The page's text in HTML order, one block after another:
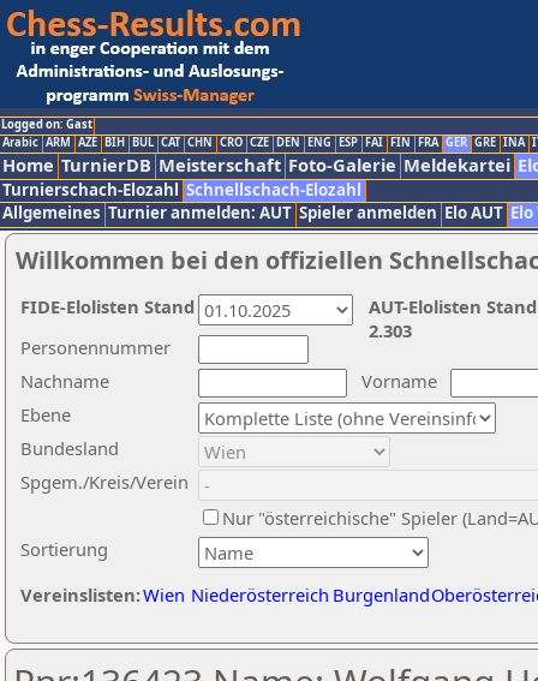
Logged on: Gast
Arabic ARM AZE BIH BUL CAT CHN CRO CZE DEN ENG ESP FAI FIN FRA GER GRE INA
Home TurnierDB Meisterschaft Foto-Galerie Meldekartei
Turnierschach-Elozahl Schnellschach-Elozahl
Allgemeines Turnier anmelden: AUT Spieler anmelden Elo AUT
Willkommen bei den offiziellen
Nachname
Vorname
Ebene
Sortierung
Personennummer
Bundesland
Spgem./Kreis/Verein
Nur "österreichische" Spieler
Vereinslisten:Wien Niederösterreich Burgenland
AUT-Elolisten
2.303
FIDE-Elolisten Stand